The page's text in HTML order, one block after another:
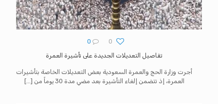
0
0
تفاصيل التعديلات الجديدة على تأشيرة العمرة
أجرت وزارة الحج والعمرة السعودية بعض التعديلات الخاصة بتأشيرات
العمرة، إذ تتضمن إلغاء التأشيرة بعد مضي مدة 30 يوماً من
[…]